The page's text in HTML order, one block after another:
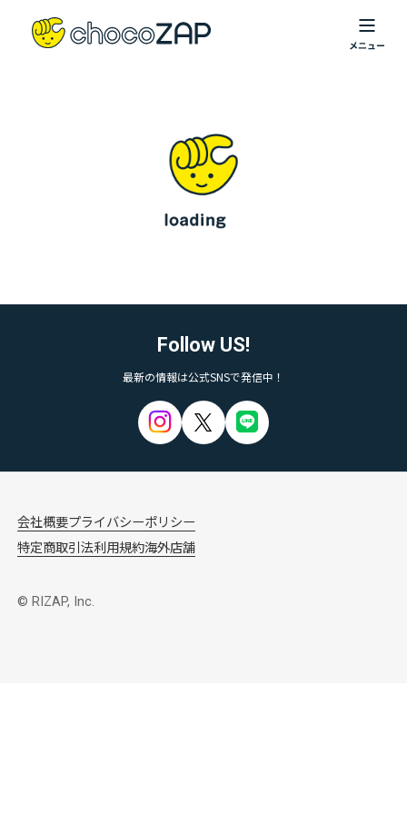
Follow US!
最新の情報は公式SNSで発信中！
会社概要プライバシーポリシー
特定商取引法利用規約海外店舗
© RIZAP, Inc.